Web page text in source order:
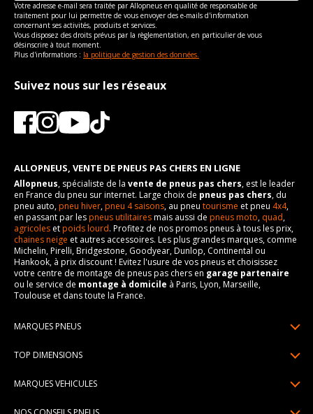
Votre adresse e-mail sera traitée par Allopneus en qualité de responsable de
traitement pour lui permettre de vous envoyer des e-mails d'information
concernant ses activités, produits et services.
Vous disposez des droits prévus par la règlementation, en particulier de vous
désinscrire à tout moment.
Plus d'informations : la politique de gestion des données.
Suivez nous sur les réseaux
ALLOPNEUS, VENTE DE PNEUS PAS CHERS EN LIGNE
Allopneus, spécialiste de la vente de pneus pas chers, est le leader
en France du pneu sur internet. Large choix de pneus pas chers, du
pneu auto,pneu hiver,pneu 4 saisons, au pneu tourisme et pneu 4x4,
en passant par lespneus utilitairesmais aussi de pneus moto, quad,
agricoles etpoids lourd. Profitez de nos promos pneus à tous les prix,
chaines neige et autres accessoires. Les plus grandes marques, comme
Michelin, Pirelli, Bridgestone, Goodyear, Dunlop, Continental ou
Hankook, à prix discount ! Evitez l'usure de vos pneus et choisissez
votre centre de montage de pneus pas chers en garage partenaire
ou le service de montage à domicile à Paris, Lyon, Marseille,
Toulouse et dans toute la France.
MARQUES PNEUS
Pneus Continental
TOP DIMENSIONS
MARQUES VEHICULES